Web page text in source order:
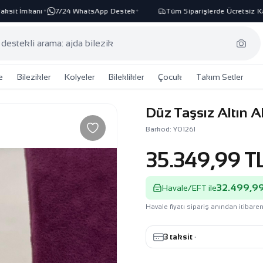
İmkanı ✦ 7/24 WhatsApp Destek✦ Tüm Siparişlerde Ücretsiz Kargo
Bilezikler Kolyeler Bileklikler Çocuk Takım Setler
Düz Taşsız Altın
Barkod: Y01261
35.349,99
Havale/EFT ile
Havale fiyatı sipariş anından
3 taksit ·